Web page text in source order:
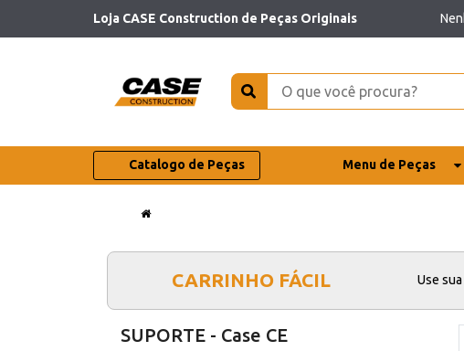
Loja CASE Construction de Peças Originais
Catalogo de Peças Menu de Peças
CARRINHO FÁCIL Use
SUPORTE - Case CE